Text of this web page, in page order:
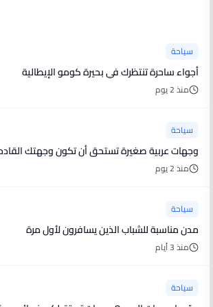
سياحة
أجواء ساحرة تنتظرك في بحيرة كومو الإيطالية
منذ 2 يوم
سياحة
وجهات عربية صغيرة تستحق أن تكون وجهتك
منذ 2 يوم
سياحة
مدن مناسبة للشباب الذين يسافرون لأول مرة
منذ 3 أيام
سياحة